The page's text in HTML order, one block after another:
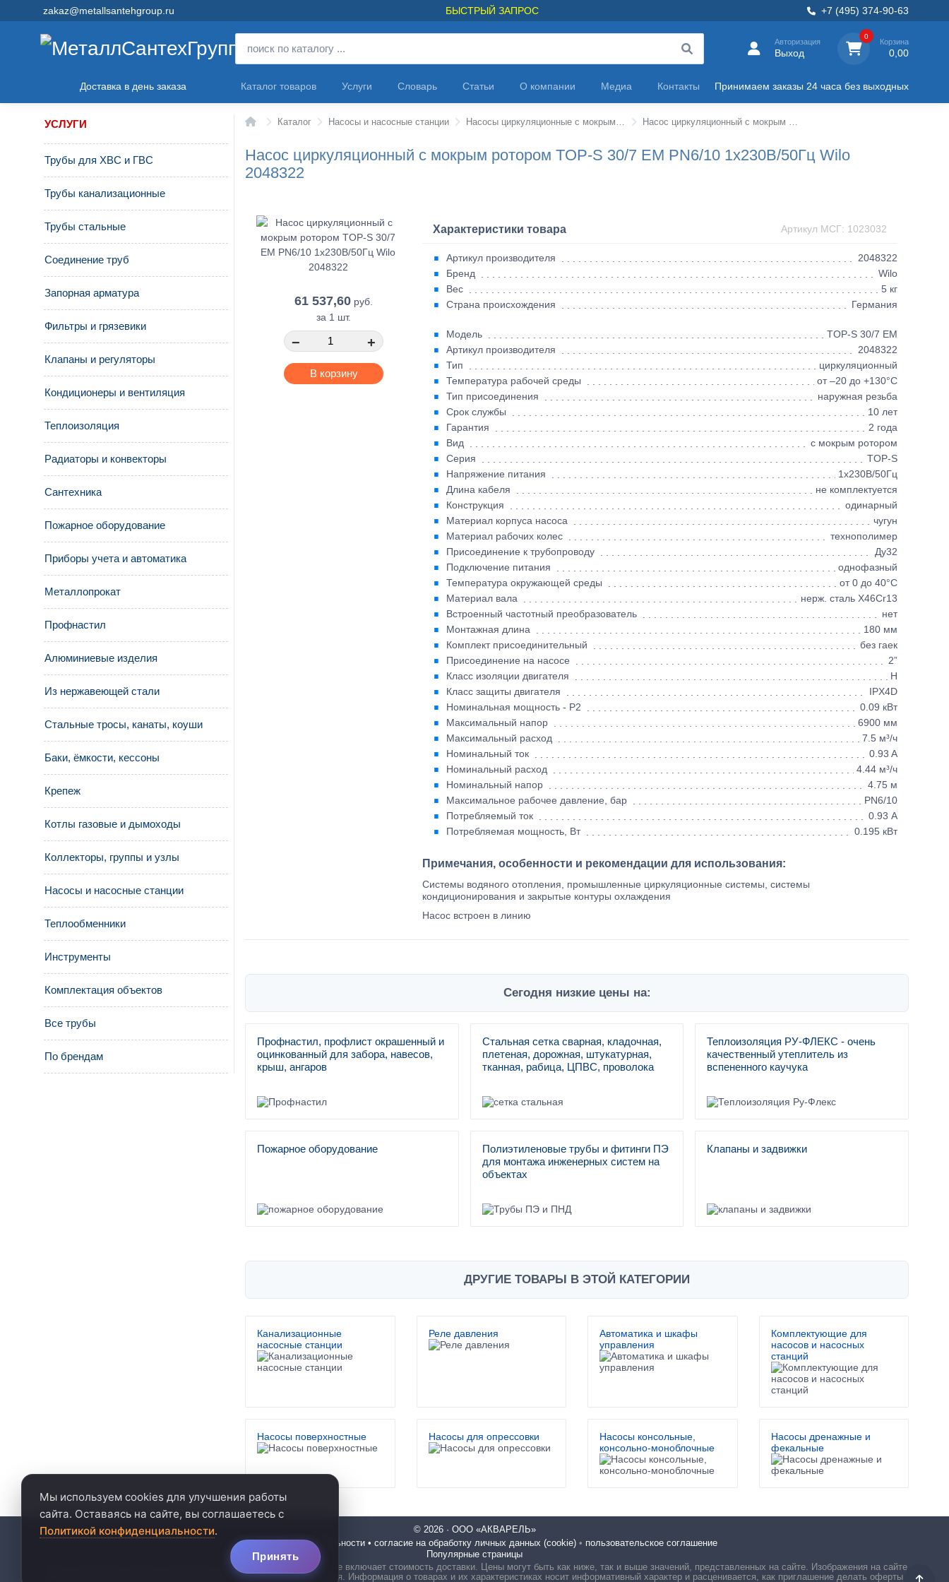
zakaz@metallsantehgroup.ru БЫСТРЫЙ ЗАПРОС +7 (495) 374-90-63
Авторизация
Выход
0
Корзина
0,00
Доставка в день заказа Каталог товаров Услуги Словарь Статьи О компании Медиа Контакты Принимаем заказы 24 часа без выходных
УСЛУГИ
Трубы для ХВС и ГВС
Трубы канализационные
Трубы стальные
Соединение труб
Запорная арматура
Фильтры и грязевики
Клапаны и регуляторы
Кондиционеры и вентиляция
Теплоизоляция
Радиаторы и конвекторы
Сантехника
Пожарное оборудование
Приборы учета и автоматика
Металлопрокат
Профнастил
Алюминиевые изделия
Из нержавеющей стали
Стальные тросы, канаты, коуши
Баки, ёмкости, кессоны
Крепеж
Котлы газовые и дымоходы
Коллекторы, группы и узлы
Насосы и насосные станции
Теплообменники
Инструменты
Комплектация объектов
Все трубы
По брендам
ГлавнаяКаталог Насосы и насосные станции Насосы циркуляционные с мокрым ротором Насос циркуляционный с мокрым ротором TOP-S резьба Wilo
Насос циркуляционный с мокрым ротором TOP-S 30/7 EM PN6/10 1х230В/50Гц Wilo
2048322
61 537,60 руб.
за 1 шт.
− +
В корзину
Характеристики товара Артикул МСГ: 1023032
Артикул производителя
2048322
Бренд
Wilo
Вес
5 кг
Страна происхождения
Германия
Модель
TOP-S 30/7 EM
Артикул производителя
2048322
Тип
циркуляционный
Температура рабочей среды
от –20 до +130°C
Тип присоединения
наружная резьба
Срок службы
10 лет
Гарантия
2 года
Вид
с мокрым ротором
Серия
TOP-S
Напряжение питания
1х230В/50Гц
Длина кабеля
не комплектуется
Конструкция
одинарный
Материал корпуса насоса
чугун
Материал рабочих колес
технополимер
Присоединение к трубопроводу
Ду32
Подключение питания
однофазный
Температура окружающей среды
от 0 до 40°C
Материал вала
нерж. сталь X46Cr13
Встроенный частотный преобразователь
нет
Монтажная длина
180 мм
Комплект присоединительный
без гаек
Присоединение на насосе
2”
Класс изоляции двигателя
H
Класс защиты двигателя
IPX4D
Номинальная мощность - P2
0.09 кВт
Максимальный напор
6900 мм
Максимальный расход
7.5 м³/ч
Номинальный ток
0.93 A
Номинальный расход
4.44 м³/ч
Номинальный напор
4.75 м
Максимальное рабочее давление, бар
PN6/10
Потребляемый ток
0.93 А
Потребляемая мощность, Вт
0.195 кВт
Примечания, особенности и рекомендации для использования:
Системы водяного отопления, промышленные циркуляционные системы, системы
кондиционирования и закрытые контуры охлаждения
Насос встроен в линию
Сегодня низкие цены на:
Профнастил, профлист окрашенный и
оцинкованный для забора, навесов,
крыш, ангаров
Стальная сетка сварная, кладочная,
плетеная, дорожная, штукатурная,
тканная, рабица, ЦПВС, проволока
Теплоизоляция РУ-ФЛЕКС - очень
качественный утеплитель из
вспененного каучука
Пожарное оборудование
Полиэтиленовые трубы и фитинги ПЭ
для монтажа инженерных систем на
объектах
Клапаны и задвижки
ДРУГИЕ ТОВАРЫ В ЭТОЙ КАТЕГОРИИ
Канализационные
насосные станции
Реле давления
Автоматика и шкафы
управления
Комплектующие для
насосов и насосных
станций
Насосы поверхностные Насосы для опрессовки
Насосы консольные,
консольно-моноблочные
Насосы дренажные и
фекальные
© 2026 · ООО «АКВАРЕЛЬ»
политика конфиденциальности • согласие на обработку личных данных (cookie) • пользовательское соглашение
Популярные страницы
Цены, указанные на сайте, не являются публичной офертой. Цена не включает стоимость доставки. Цены могут быть как ниже, так и выше значений, представленных на сайте. Изображения на сайте
носят иллюстративный характер, реальный товар может отличаться. Информация о товарах и их характеристиках носит информативный характер и расценивается, как приглашение делать оферты
Мы используем cookies для улучшения работы
сайта. Оставаясь на сайте, вы соглашаетесь с
Политикой конфиденциальности.
Принять